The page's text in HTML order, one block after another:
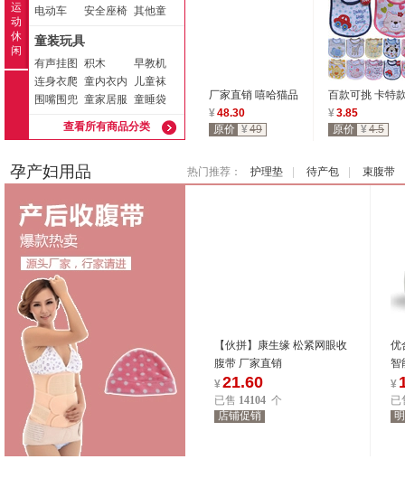
运
动
休
闲
电动车
安全座椅 其他童
童装玩具
有声挂图 积木
早教机
连身衣爬
服
童内衣内
裤
儿童袜
围嘴围兜 童家居服 童睡袋
查看所有商品分类
厂家直销 嘻哈猫品
牌秋款婴儿造型熊
猫爬服 宝宝哈衣
¥48.30
原价 ¥49
百款可挑 卡特
层儿童防水围
备口水巾 厂家
¥3.85
原价 ¥4.5
孕产妇用品 热门推荐： 护理垫 待产包 束腹带
【伙拼】康生缘 松紧网眼收
腹带 厂家直销
¥21.60
已售 14104 个
店铺促销
优
智
¥
已